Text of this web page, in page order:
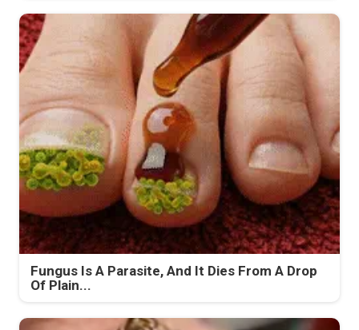
Fungus Is A Parasite, And It Dies From A Drop
Of Plain...